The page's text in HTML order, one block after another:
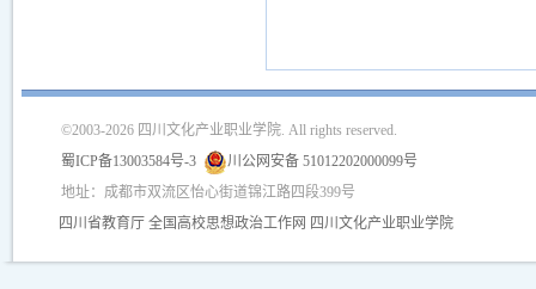
©2003-2026 四川文化产业职业学院. All rights reserved.
蜀ICP备13003584号-3
川公网安备 51012202000099号
地址：成都市双流区怡心街道锦江路四段399号
四川省教育厅 全国高校思想政治工作网 四川文化产业职业学院